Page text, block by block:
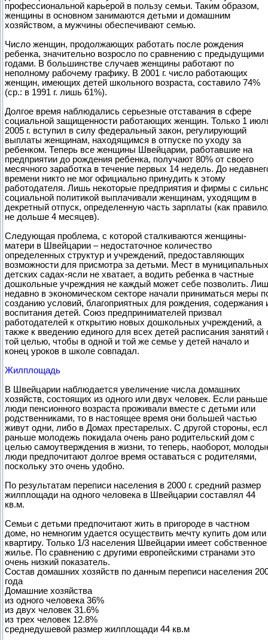
профессиональной карьерой в пользу семьи. Таким образом,
женщины в основном занимаются детьми и домашним
хозяйством, а мужчины обеспечивают семью.
Число женщин, продолжающих работать после рождения
ребенка, значительно возросло по сравнению с предыдущими
годами. В большинстве случаев женщины работают по
неполному рабочему графику. В 2001 г. число работающих
женщин, имеющих детей школьного возраста, составило 74%
(ср.: в 1991 г. лишь 61%).
Долгое время наблюдались серьезные отставания в сфере
социальной защищенности работающих женщин. Только 1
2005 г. вступил в силу федеральный закон, регулирующий
выплаты женщинам, находящимся в отпуске по уходу за
ребенком. Теперь все женщины Швейцарии, работавшие на
предприятии до рождения ребенка, получают 80% от своего
месячного заработка в течение первых 14 недель. До
времени никто не мог официально принудить к этому
работодателя. Лишь некоторые предприятия и фирмы с
социальной политикой выплачивали женщинам, уходящим в
декретный отпуск, определенную часть зарплаты (как
не дольше 4 месяцев).
Следующая проблема, с которой сталкиваются женщины-
матери в Швейцарии – недостаточное количество
определенных структур и учреждений, предоставляющих
возможности для присмотра за детьми. Мест в муниципальных
детских садах-ясли не хватает, а водить ребенка в частные
дошкольные учреждния не каждый может себе позволить.
недавно в экономическом секторе начали приниматься меры
созданию условий, благоприятных для рождения, содержания
воспитания детей. Союз предпринимателей призвал
работодателей к открытию новых дошкольных учреждений, а
также к введению единого для всех детей расписания занятий
той целью, чтобы в одной и той же семье у детей начало и
конец уроков в школе совпадал.
Жилплощадь
В Швейцарии наблюдается увеличение числа домашних
хозяйств, состоящих из одного или двух человек. Если раньше
люди пенсионного возраста проживали вместе с детьми или
родственниками, то в настоящее время они большей частью
живут одни, либо в Домах престарелых. С другой стороны,
раньше молодежь покидала очень рано родительский дом с
целью самоутверждения в жизни, то теперь, наоборот,
люди предпочитают долгое время оставаться с родителями,
поскольку это очень удобно.
По результатам переписи населения в 2000 г. средний размер
жилплощади на одного человека в Швейцарии составлял 44
кв.м.
Семьи с детьми предпочитают жить в пригороде в частном
доме, но немногим удается осуществить мечту купить дом или
квартиру. Только 1/3 населения Швейцарии имеет собственное
жилье. По сравнению с другими европейскими странами это
очень низкий показатель.
Состав домашних хозяйств по данным переписи населения
года
Домашние хозяйства
из одного человека 36%
из двух человек 31.6%
из трех человек 12.8%
среднедушевой размер жилплощади 44 кв.м